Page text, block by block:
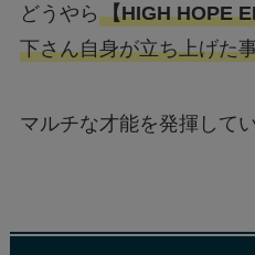
どうやら 【HIGH HOPE
下さん自身が立ち上げた
マルチな才能を発揮して